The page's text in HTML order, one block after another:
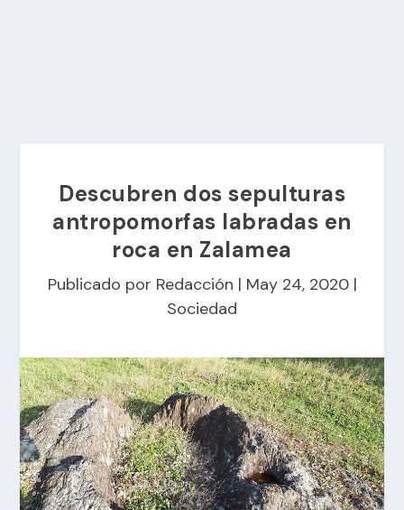
Descubren dos sepulturas
antropomorfas labradas en
roca en Zalamea
Publicado por Redacción | May 24, 2020|
Sociedad